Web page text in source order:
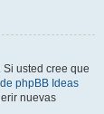
usted cree que
phpBB Ideas
nuevas